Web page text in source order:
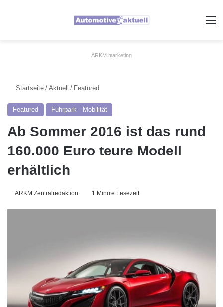
ARKM.marketing
Startseite / Aktuell / Featured
Featured Fuhrpark - Mobilität
Ab Sommer 2016 ist das rund
160.000 Euro teure Modell
erhältlich
ARKM Zentralredaktion 1 Minute Lesezeit